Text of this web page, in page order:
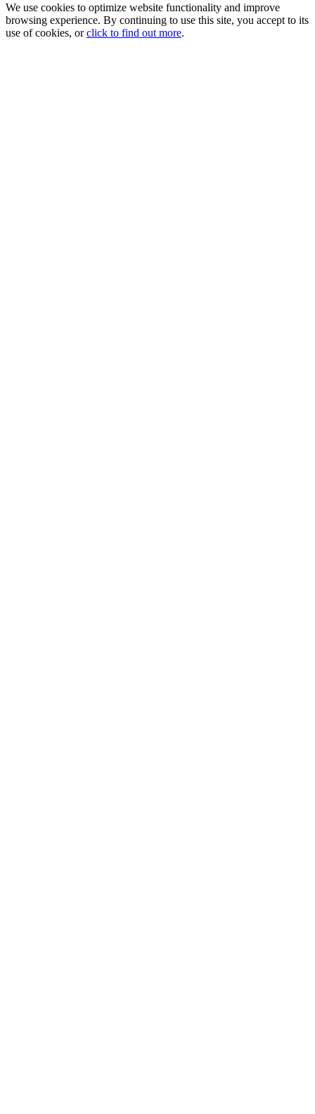
We use cookies to optimize website functionality and improve
browsing experience. By continuing to use this site, you accept to its
use of cookies, orclick to find out more.